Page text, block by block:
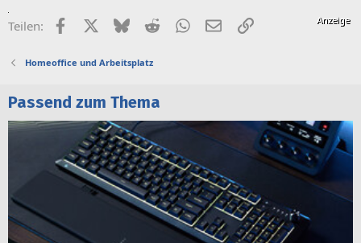
Teilen: FacebookX (Twitter)
BlueskyRedditWhatsApp
E-MailLink
Homeoffice und Arbeitsplatz
Passend zum Thema